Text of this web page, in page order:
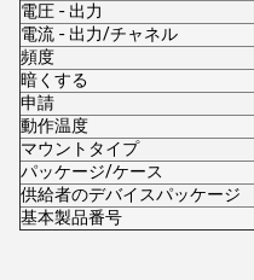
電圧 - 出力
電流 - 出力/チャネル
頻度
暗くする
申請
動作温度
マウントタイプ
パッケージ/ケース
供給者のデバイスパッケージ
基本製品番号